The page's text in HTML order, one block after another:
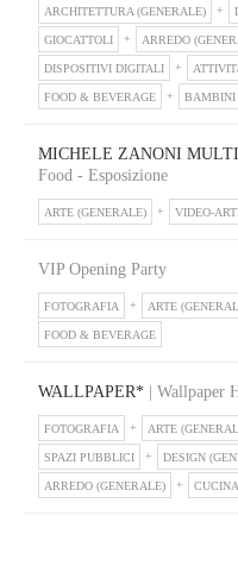
ARCHITETTURA (GENERALE)
GIOCATTOLI ARREDO
DISPOSITIVI DIGITALI
FOOD & BEVERAGE BAMBINI
MICHELE ZANONI
Food - Esposizione
ARTE (GENERALE) VIDEO-
VIP Opening Party
FOTOGRAFIA ARTE
FOOD & BEVERAGE
WALLPAPER* | Wallpaper
FOTOGRAFIA ARTE
SPAZI PUBBLICI DESIGN
ARREDO (GENERALE) CUCINA